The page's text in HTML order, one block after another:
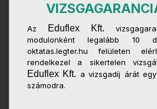
Az Eduflex Kft.
modulonként legalább 10
oktatas.legter.hu felületen
rendelkezel a sikertelen
Eduflex Kft. a vizsgadíj árát
számodra.